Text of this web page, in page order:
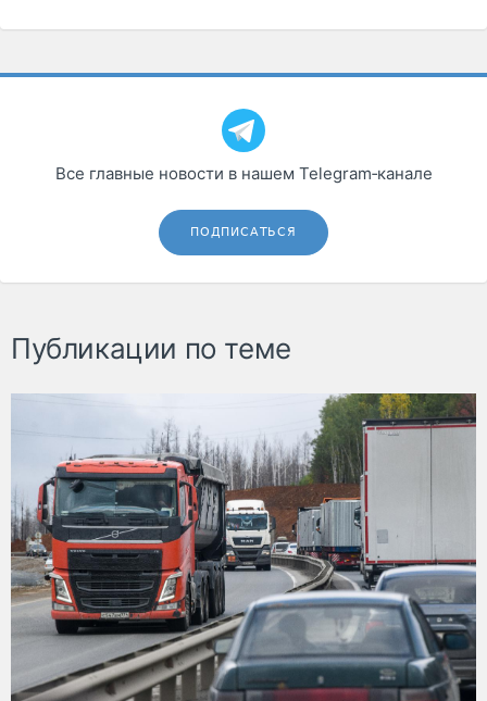
Все главные новости в нашем Telegram‑канале
ПОДПИСАТЬСЯ
Публикации по теме